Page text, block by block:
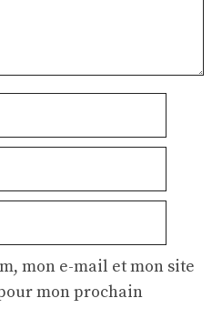
mon e-mail et mon site
mon prochain